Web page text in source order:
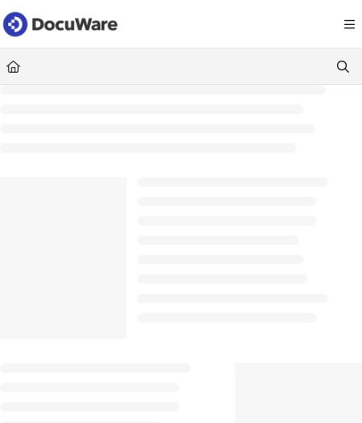
Documentation Index
Fetch the complete documentation index at: https://
Use this file to discover all available pages before exploring further.